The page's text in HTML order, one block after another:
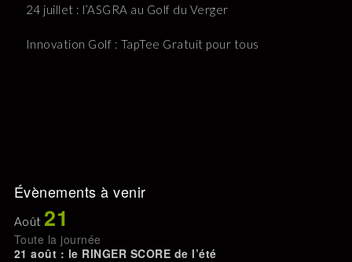
24 juillet : l’ASGRA au Golf du Verger
Innovation Golf : TapTee Gratuit pour tous
Évènements à venir
Août 21
Toute la journée
21 août : le RINGER SCORE de l’été